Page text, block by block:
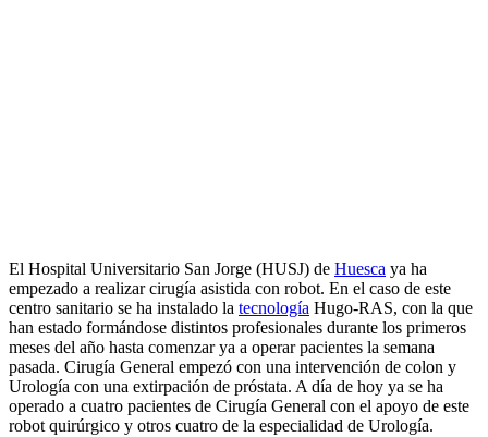
El Hospital Universitario San Jorge (HUSJ) de Huesca ya ha
empezado a realizar cirugía asistida con robot. En el caso de este
centro sanitario se ha instalado la tecnología Hugo-RAS, con la que
han estado formándose distintos profesionales durante los primeros
meses del año hasta comenzar ya a operar pacientes la semana
pasada. Cirugía General empezó con una intervención de colon y
Urología con una extirpación de próstata. A día de hoy ya se ha
operado a cuatro pacientes de Cirugía General con el apoyo de este
robot quirúrgico y otros cuatro de la especialidad de Urología.